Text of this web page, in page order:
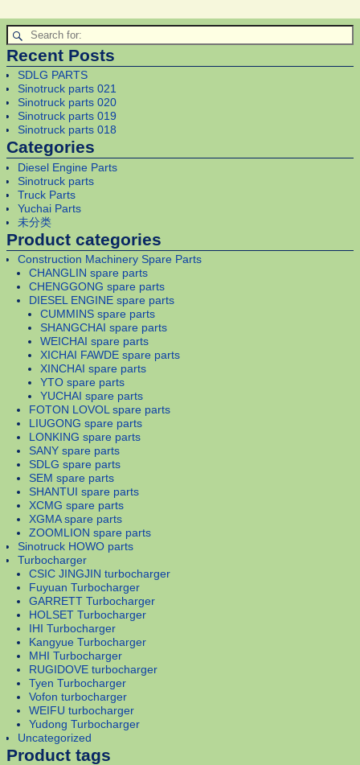
Recent Posts
SDLG PARTS
Sinotruck parts 021
Sinotruck parts 020
Sinotruck parts 019
Sinotruck parts 018
Categories
Diesel Engine Parts
Sinotruck parts
Truck Parts
Yuchai Parts
未分类
Product categories
Construction Machinery Spare Parts
CHANGLIN spare parts
CHENGGONG spare parts
DIESEL ENGINE spare parts
CUMMINS spare parts
SHANGCHAI spare parts
WEICHAI spare parts
XICHAI FAWDE spare parts
XINCHAI spare parts
YTO spare parts
YUCHAI spare parts
FOTON LOVOL spare parts
LIUGONG spare parts
LONKING spare parts
SANY spare parts
SDLG spare parts
SEM spare parts
SHANTUI spare parts
XCMG spare parts
XGMA spare parts
ZOOMLION spare parts
Sinotruck HOWO parts
Turbocharger
CSIC JINGJIN turbocharger
Fuyuan Turbocharger
GARRETT Turbocharger
HOLSET Turbocharger
IHI Turbocharger
Kangyue Turbocharger
MHI Turbocharger
RUGIDOVE turbocharger
Tyen Turbocharger
Vofon turbocharger
WEIFU turbocharger
Yudong Turbocharger
Uncategorized
Product tags